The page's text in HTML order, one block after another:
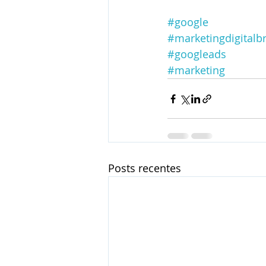
#google
#googleads
#marketing
Posts recentes